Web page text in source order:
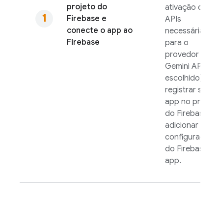
projeto do
Firebase e
conecte o app ao
Firebase
ativação das
APIs
necessárias
para o
provedor
Gemini API
escolhido),
registrar seu
app no projeto
do Firebase e
adicionar a
configuração
do Firebase ao
app.